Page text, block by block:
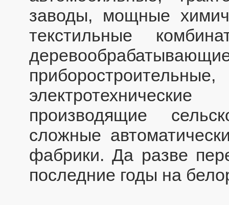
заводы, мощные
текстильные
производящие
сложные
фабрики. Да разве
последние годы на